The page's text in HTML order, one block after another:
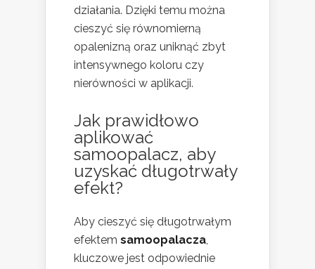
działania. Dzięki temu można
cieszyć się równomierną
opalenizną oraz uniknąć zbyt
intensywnego koloru czy
nierówności w aplikacji.
Jak prawidłowo
aplikować
samoopalacz, aby
uzyskać długotrwały
efekt?
Aby cieszyć się długotrwałym
efektem samoopalacza,
kluczowe jest odpowiednie